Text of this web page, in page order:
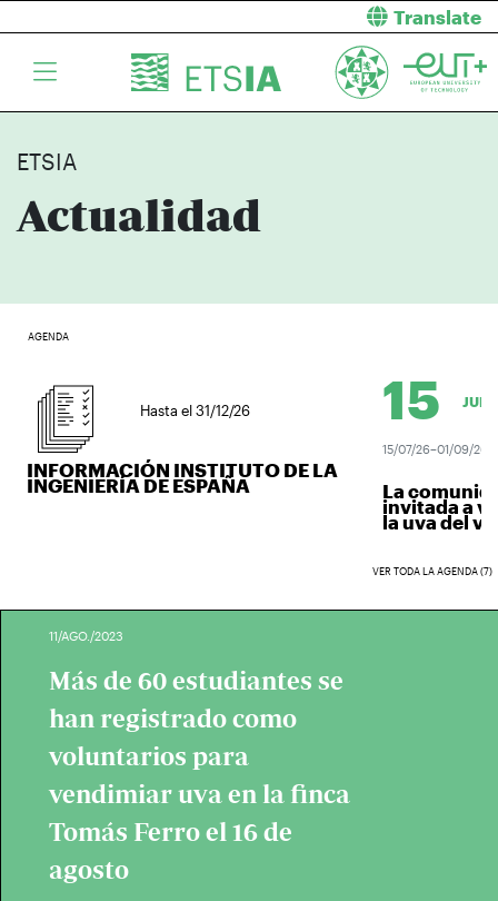
Translate
ETSIA
Actualidad
AGENDA
Hasta el 31/12/26
INFORMACIÓN INSTITUTO DE LA
INGENIERÍA DE ESPAÑA
15 JUL.
15/07/26–01/09/26
La
invitada a
la uva del
VER TODA LA AGENDA (7)
11/AGO./2023
Más de 60 estudiantes se
han registrado como
voluntarios para
vendimiar uva en la finca
Tomás Ferro el 16 de
agosto